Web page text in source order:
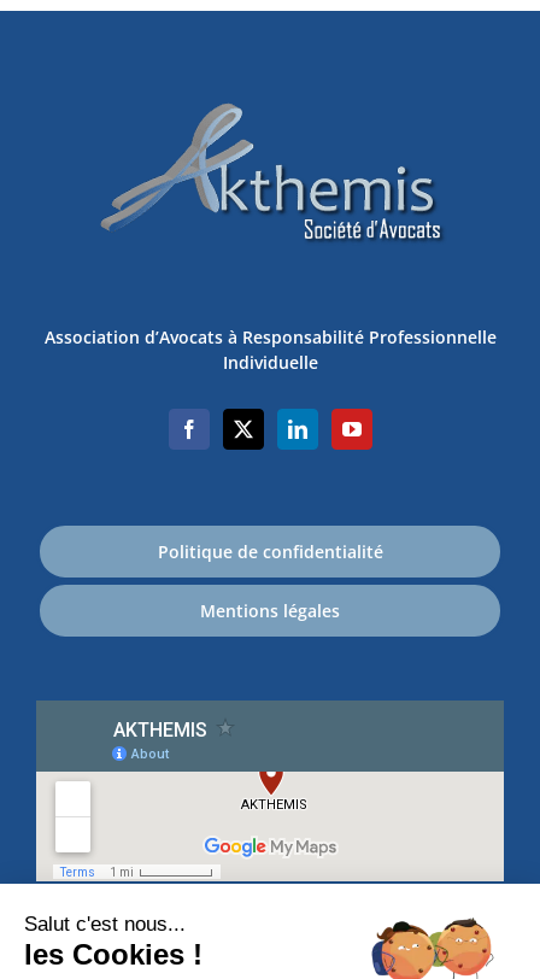
Association d’Avocats à Responsabilité Professionnelle
Individuelle
Politique de confidentialité
Mentions légales
Salut c'est nous...
les Cookies !